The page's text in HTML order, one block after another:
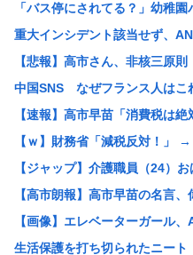
「バス停にされてる？」幼稚
重大インシデント該当せず、
【悲報】高市さん、非核三原
中国SNS なぜフランス人はこ
【速報】高市早苗「消費税は
【ｗ】財務省「減税反対！」
【ジャップ】介護職員（24）
【高市朗報】高市早苗の名言
【画像】エレベーターガール
生活保護を打ち切られたニー